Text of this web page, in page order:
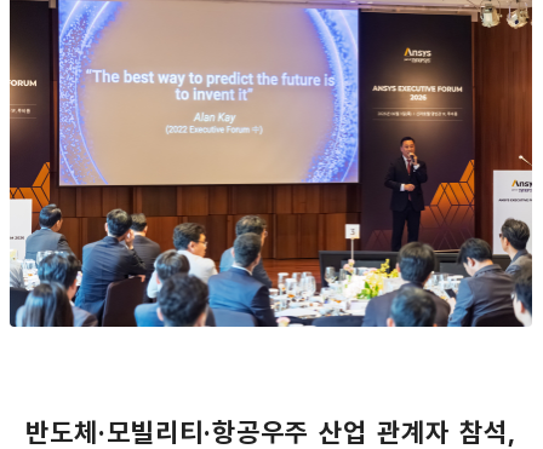
반도체·모빌리티·항공우주 산업 관계자 참석,